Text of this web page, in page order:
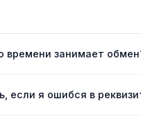
времени занимает
если я ошибся в